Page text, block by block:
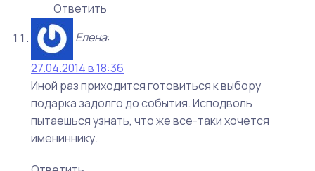
Ответить
Елена:
27.04.2014 в 18:36
Иной раз приходится готовиться к выбору
подарка задолго до события. Исподволь
пытаешься узнать, что же все-таки хочется
имениннику.